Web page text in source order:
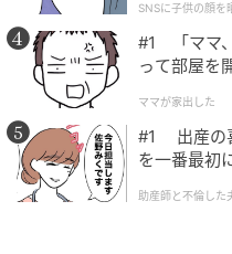
SNSに子供の顔を
#1 「ママ
って部屋を
ママが家出した
#1 出産の
を一番最初
助産師と不倫した